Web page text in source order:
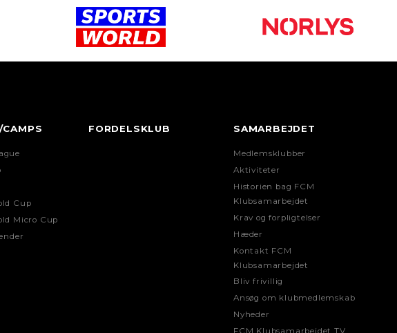
Cup
Micro Cup
FORDELSKLUB SAMARBEJDET
Medlemsklubber
Aktiviteter
Historien bag FCM
Klubsamarbejdet
Krav og forpligtelser
Hæder
Kontakt FCM
Klubsamarbejdet
Bliv frivillig
Ansøg om klubmedlemskab
Nyheder
FCM Klubsamarbejdet TV